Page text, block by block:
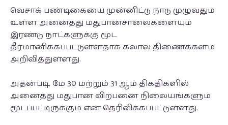
வெசாக் பண்டிகையை முன்னிட்டு நாடு முழுவதும்
உள்ள அனைத்து மதுபானசாலைகளையும்
இரண்டு நாட்களுக்கு மூட
தீர்மானிக்கப்பட்டுள்ளதாக கலால் திணைக்களம்
அறிவித்துள்ளது.
அதன்படி, மே 30 மற்றும் 31 ஆம் திகதிகளில்
அனைத்து மதுபான விற்பனை நிலையங்களும்
மூடப்பட்டிருக்கும் என தெரிவிக்கப்பட்டுள்ளது.